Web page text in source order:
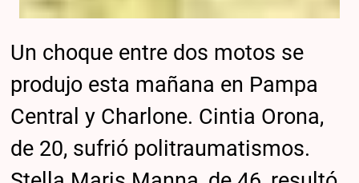
Un choque entre dos motos se
produjo esta mañana en Pampa
Central y Charlone. Cintia Orona,
de 20, sufrió politraumatismos.